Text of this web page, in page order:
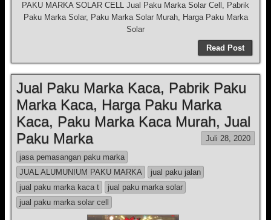
PAKU MARKA SOLAR CELL Jual Paku Marka Solar Cell, Pabrik
Paku Marka Solar, Paku Marka Solar Murah, Harga Paku Marka
Solar
Read Post
Jual Paku Marka Kaca, Pabrik Paku
Marka Kaca, Harga Paku Marka
Kaca, Paku Marka Kaca Murah, Jual
Paku Marka
Juli 28, 2020
jasa pemasangan paku marka
JUAL ALUMUNIUM PAKU MARKA
jual paku jalan
jual paku marka kaca t
jual paku marka solar
jual paku marka solar cell